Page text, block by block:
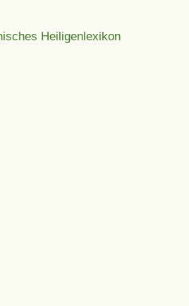
Heiligenlexikon